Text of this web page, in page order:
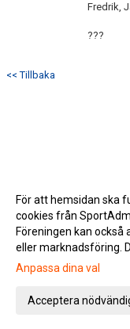
Fredrik,
???
<< Tillbaka
Gå
För att hemsidan ska
cookies från
Föreningen kan
eller marknadsföring.
Anpassa dina val
Acceptera